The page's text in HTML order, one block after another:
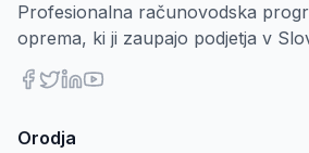
Profesionalna računovodska
oprema, ki ji zaupajo podjetja v
Orodja